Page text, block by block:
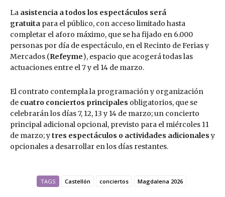
La asistencia a todos los espectáculos será
gratuita para el público, con acceso limitado hasta
completar el aforo máximo, que se ha fijado en 6.000
personas por día de espectáculo, en el Recinto de Ferias y
Mercados (Refeyme), espacio que acogerá todas las
actuaciones entre el 7 y el 14 de marzo.
El contrato contempla la programación y organización
de cuatro conciertos principales obligatorios, que se
celebrarán los días 7, 12, 13 y 14 de marzo; un concierto
principal adicional opcional, previsto para el miércoles 11
de marzo; ytres espectáculos o actividades adicionalesy
opcionales a desarrollar en los días restantes.
TAGS Castellón conciertos Magdalena 2026